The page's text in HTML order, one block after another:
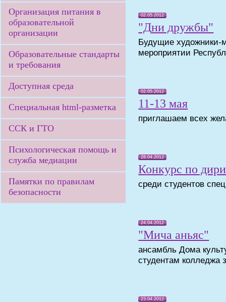
Организация питания в
образовательной
организации
Образовательные стандарты
и требования
Доступная среда
Специальная html-разметка
ССК и ГТО
Психологическая помощь и
служба медиации
Памятки по правилам
безопасности
02.05.2012
"Дни дружбы"
Будущие художники-
мероприятии
02.05.2012
11-13 мая
приглашаем всех
28.04.2012
Конкурс по
среди студентов
24.04.2012
"Мича аньяс"
ансамбль Дома
студентам колледжа
23.04.2012